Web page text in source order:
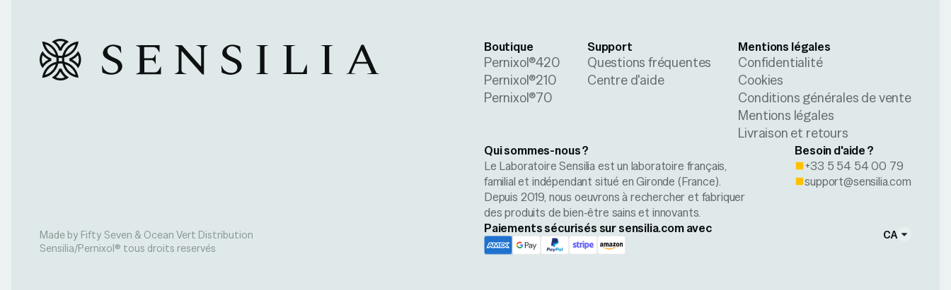
Made by Fifty Seven & Ocean Vert Distribution
Sensilia/Pernixol® tous droits reservés
Boutique
Pernixol®420
Pernixol®210
Pernixol®70
Support
Questions fréquentes
Centre d'aide
Mentions légales
Confidentialité
Cookies
Conditions générales de vente
Mentions légales
Livraison et retours
Qui sommes-nous ?
Le Laboratoire Sensilia est un laboratoire français,
familial et indépendant situé en Gironde (France).
Depuis 2019, nous oeuvrons à rechercher et fabriquer
des produits de bien-être sains et innovants.
Besoin d'aide ?
+33 5 54 54 00 79
support@sensilia.com
Paiements sécurisés sur sensilia.com avec CA